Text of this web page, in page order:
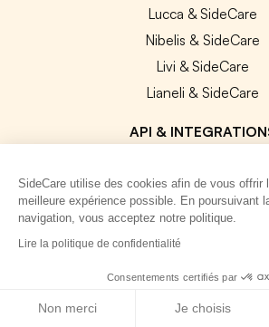
Lucca & SideCare
Nibelis & SideCare
Livi & SideCare
Lianeli & SideCare
API &
Les SIRH / Systèmes de paie
A PROPOS
Se connecter
Centre d'aide
SideCare utilise des cookies afin de vous offrir
meilleure expérience possible. En poursuivant
navigation, vous acceptez notre politique.
Lire la politique de confidentialité
Consentements certifiés par
Non merci Je choisis